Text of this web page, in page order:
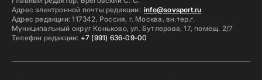
Адрес электронной почты редакции: info@sovsport.ru
Адрес редакции: 117342, Россия, г. Москва, вн.тер.г.
Муниципальный округ Коньково, ул. Бутлерова, 17, помещ. 2/7
Телефон редакции: +7 (991) 636-09-00